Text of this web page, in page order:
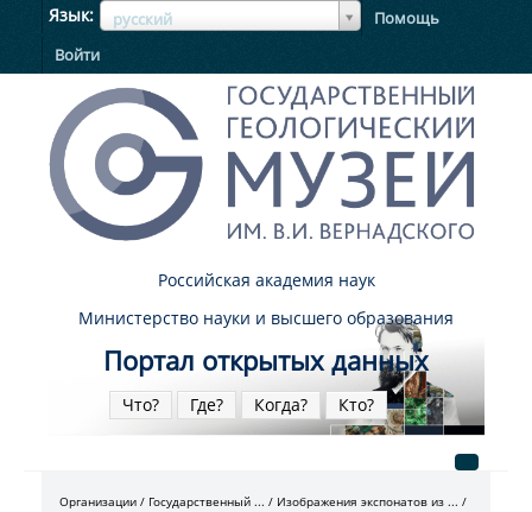
Язык русский
ЯзыкЯзык
Помощь
Войти
Российская академия наук
Министерство науки и высшего образования
Портал открытых данных
Что? Где? Когда? Кто?
Организации Государственный ...
Изображения экспонатов из ...